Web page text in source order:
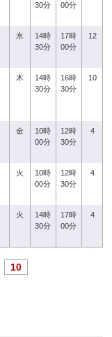
30分
00分
水
14時
30分
17時
00分
12
木
14時
30分
16時
30分
10
金
10時
00分
12時
30分
4
火
10時
00分
12時
30分
4
火
14時
30分
17時
00分
4
10